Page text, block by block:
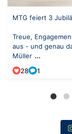
MTG feiert 3
Treue,
aus - und genau
Müller ...
28 1